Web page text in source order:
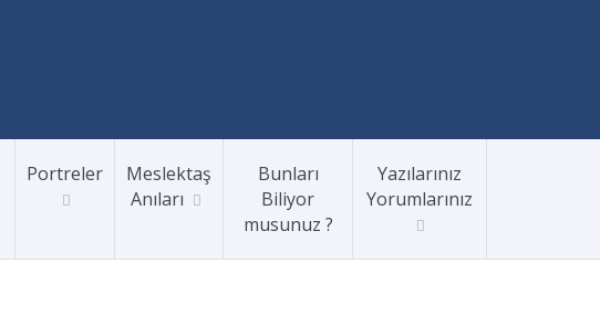
Portreler
Meslektaş
Anıları
Bunları
Biliyor
musunuz ?
Yazılarınız
Yorumlarınız